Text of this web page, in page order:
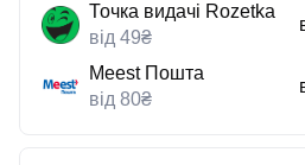
Точка видачі Rozetka
від 49₴
Meest Пошта
від 80₴